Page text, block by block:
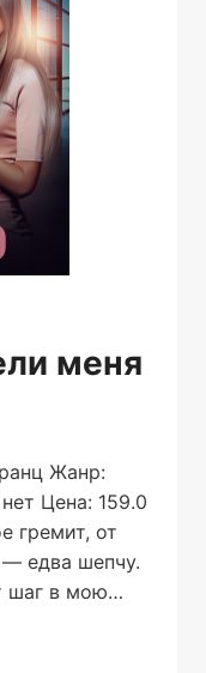
меня
Жанр:
Цена: 159.0
гремит, от
едва шепчу.
шаг в мою…